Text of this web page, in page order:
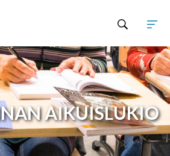
AIKUISLUKIO